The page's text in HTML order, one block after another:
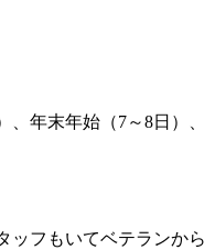
、年末年始（7～8日）、
ッフもいてベテランから